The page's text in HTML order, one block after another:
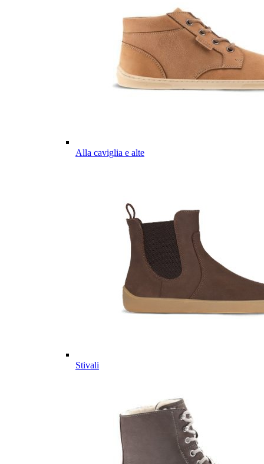
Alla caviglia e alte
Stivali